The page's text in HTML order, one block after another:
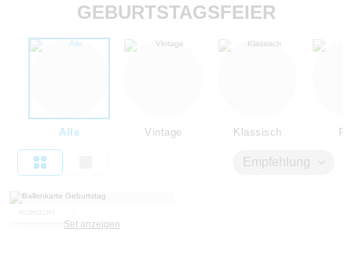
GEBURTSTAGSFEIER
Alle Vintage Klassisch
Empfehlung
Set anzeigen